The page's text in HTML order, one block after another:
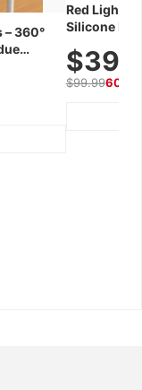
– 360°
Red Light
Silicone
$99.9960%